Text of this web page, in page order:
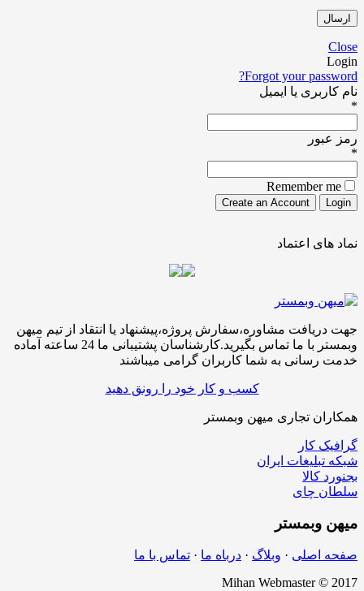
Forgot your
یا ایمیل
اعتماد
مشاوره،سفارش پروژه،پیشنهاد یا انتقاد از تیم میهن
وبمستر با ما تماس بگیرید.کارشناسان پشتیبانی ما 24 ساعته آماده
به شما کاربران گرامی میباشند
کسب و کار خود را رونق دهید
تجاری میهن وبمستر
ایران
چای
وبمستر
· وبلاگ · درباه ما · تماس با ما
Mihan Webmaster